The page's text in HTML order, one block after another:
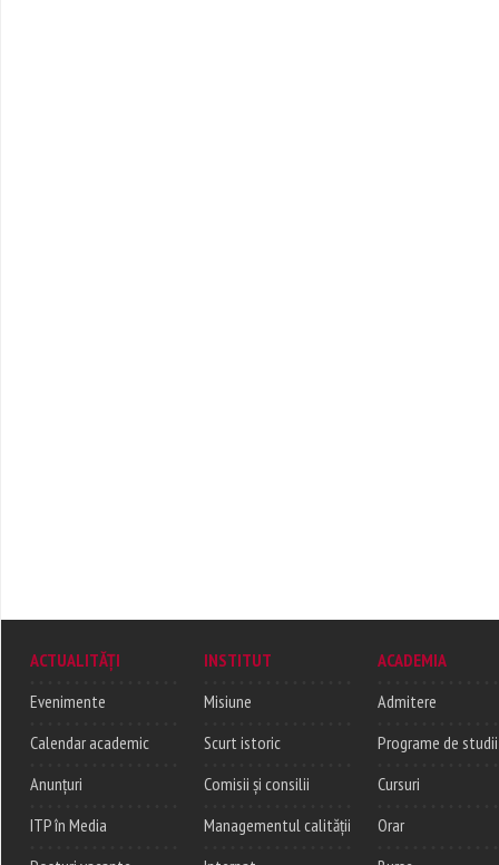
ACTUALITĂȚI
Evenimente
Calendar academic
Anunțuri
ITP în Media
INSTITUT
Misiune
Scurt istoric
Comisii și consilii
Managementul calității
ACADEMIA
Admitere
Programe de studii
Cursuri
Orar